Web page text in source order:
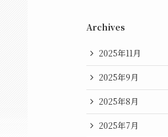
Archives
2025年11月
2025年9月
2025年8月
2025年7月